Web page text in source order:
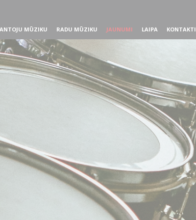
MŪZIKU RADU MŪZIKU JAUNUMI LAIPA KONTAKTI